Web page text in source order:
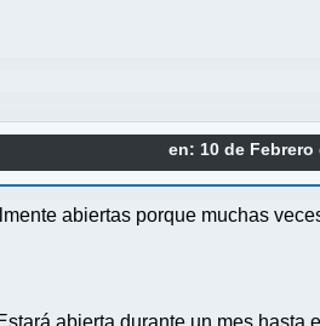
en: 10 de Febrero
abiertas porque muchas
abierta durante un mes hasta